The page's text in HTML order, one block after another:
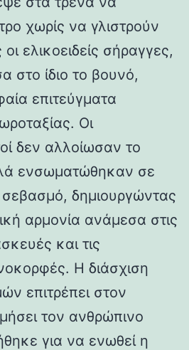
χωρίς να γλιστρούν
ελικοειδείς σήραγγες,
στο ίδιο το βουνό,
επιτεύγματα
Οι
δεν αλλοίωσαν το
ενσωματώθηκαν σε
δημιουργώντας
αρμονία ανάμεσα στις
και τις
Η διάσχιση
επιτρέπει στον
τον ανθρώπινο
για να ενωθεί η